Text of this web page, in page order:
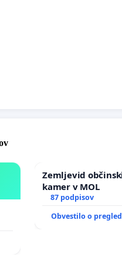
Zemljevid
kamer v MOL
87 podpisov
Obvestilo o